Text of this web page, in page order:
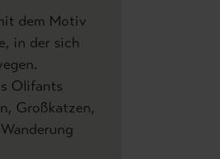
dem Motiv
in der sich
Olifants
Großkatzen,